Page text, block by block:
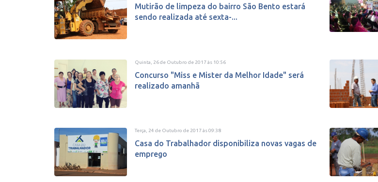
Mutirão de limpeza do bairro São Bento estará
sendo realizada até sexta-...
Quinta, 26 de Outubro de 2017às 10:56
Concurso "Miss e Mister da Melhor Idade" será
realizado amanhã
Terça, 24 de Outubro de 2017às09:38
Casa do Trabalhador disponibiliza novas vagas de
emprego